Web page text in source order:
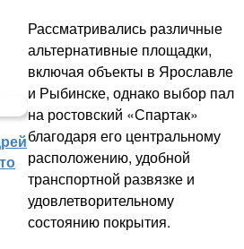
Рассматривались различные
альтернативные площадки,
включая объекты в Ярославле
и Рыбинске, однако выбор пал
на ростовский «Спартак»
благодаря его центральному
расположению, удобной
транспортной развязке и
удовлетворительному
состоянию покрытия.